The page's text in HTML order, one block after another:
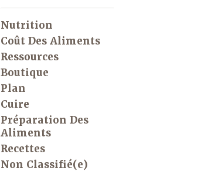
Nutrition
Coût Des Aliments
Ressources
Boutique
Plan
Cuire
Préparation Des
Aliments
Recettes
Non Classifié(e)